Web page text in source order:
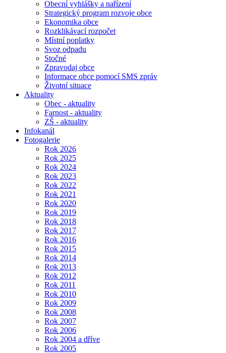
Obecní vyhlášky a nařízení
Strategický program rozvoje obce
Ekonomika obce
Rozklikávací rozpočet
Místní poplatky
Svoz odpadu
Stočné
Zpravodaj obce
Informace obce pomocí SMS zpráv
Životní situace
Aktuality
Obec - aktuality
Farnost - aktuality
ZŠ - aktuality
Infokanál
Fotogalerie
Rok 2026
Rok 2025
Rok 2024
Rok 2023
Rok 2022
Rok 2021
Rok 2020
Rok 2019
Rok 2018
Rok 2017
Rok 2016
Rok 2015
Rok 2014
Rok 2013
Rok 2012
Rok 2011
Rok 2010
Rok 2009
Rok 2008
Rok 2007
Rok 2006
Rok 2004 a dříve
Rok 2005